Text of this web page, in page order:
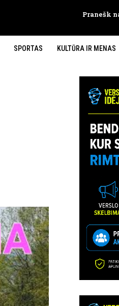
Pranešk
SPORTAS KULTŪRA IR MENAS